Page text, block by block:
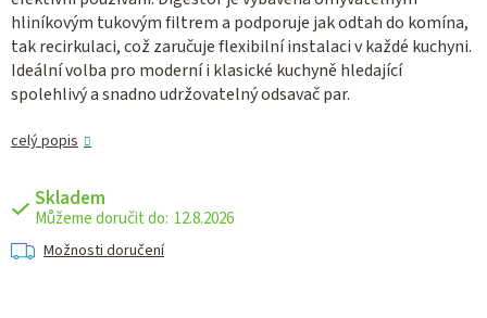
hliníkovým tukovým filtrem a podporuje jak odtah do komína,
tak recirkulaci, což zaručuje flexibilní instalaci v každé kuchyni.
Ideální volba pro moderní i klasické kuchyně hledající
spolehlivý a snadno udržovatelný odsavač par.
celý popis
Skladem
12.8.2026
Možnosti doručení